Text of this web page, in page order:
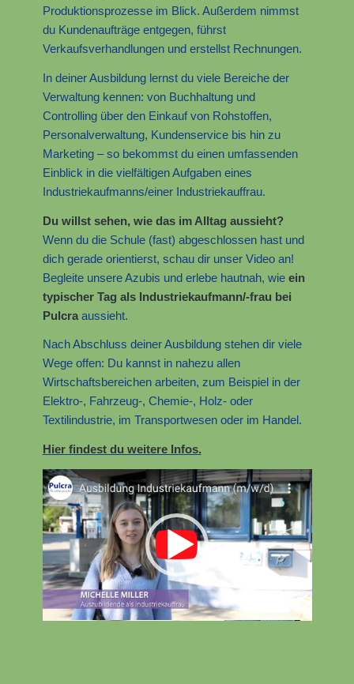
Produktionsprozesse im Blick. Außerdem nimmst
du Kundenaufträge entgegen, führst
Verkaufsverhandlungen und erstellst Rechnungen.
In deiner Ausbildung lernst du viele Bereiche der
Verwaltung kennen: von Buchhaltung und
Controlling über den Einkauf von Rohstoffen,
Personalverwaltung, Kundenservice bis hin zu
Marketing – so bekommst du einen umfassenden
Einblick in die vielfältigen Aufgaben eines
Industriekaufmanns/einer Industriekauffrau.
Du willst sehen, wie das im Alltag aussieht?
Wenn du die Schule (fast) abgeschlossen hast und
dich gerade orientierst, schau dir unser Video an!
Begleite unsere Azubis und erlebe hautnah, wie ein
typischer Tag als Industriekaufmann/-frau bei
Pulcraaussieht.
Nach Abschluss deiner Ausbildung stehen dir viele
Wege offen: Du kannst in nahezu allen
Wirtschaftsbereichen arbeiten, zum Beispiel in der
Elektro-, Fahrzeug-, Chemie-, Holz- oder
Textilindustrie, im Transportwesen oder im Handel.
Hier findest du weitere Infos.